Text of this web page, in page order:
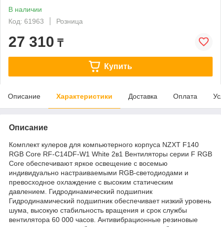
В наличии
Код: 61963
Розница
27 310 ₸
Купить
Описание Характеристики Доставка Оплата
Описание
Комплект кулеров для компьютерного корпуса NZXT F140
RGB Core RF-C14DF-W1 White 2в1 Вентиляторы серии F RGB
Core обеспечивают яркое освещение с восемью
индивидуально настраиваемыми RGB-светодиодами и
превосходное охлаждение с высоким статическим
давлением. Гидродинамический подшипник
Гидродинамический подшипник обеспечивает низкий уровень
шума, высокую стабильность вращения и срок службы
вентилятора 60 000 часов. Антивибрационные резиновые